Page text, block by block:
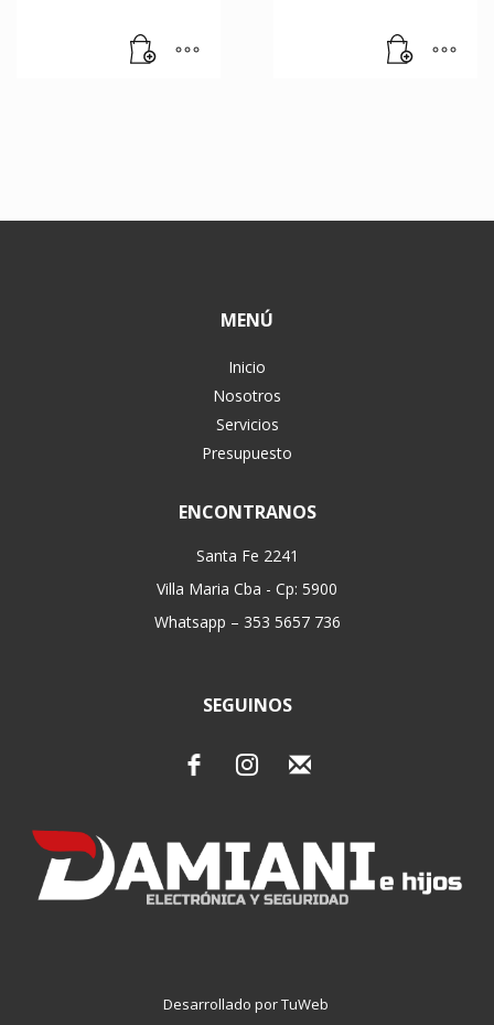
MENÚ
Inicio
Nosotros
Servicios
Presupuesto
ENCONTRANOS
Santa Fe 2241
Villa Maria Cba - Cp: 5900
Whatsapp – 353 5657 736
SEGUINOS
Desarrollado por TuWeb